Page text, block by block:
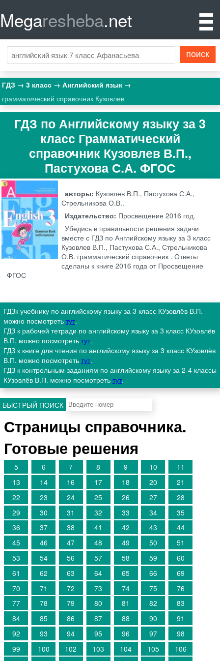
Megaresheba.net
ГДЗ 3 класс
Английский язык
грамматический справочник Кузовлев
ГДЗ по Английскому языку за 3
класс Грамматический
справочник Кузовлев В.П.,
Пастухова С.А. ФГОС
авторы: Кузовлев В.П., Пастухова С.А.,
Стрельникова О.В..
Издательство: Просвещение 2016 год.
Убедись в правильности решения задачи
вместе с ГДЗ по Английскому языку за 3 класс
Кузовлев В.П., Пастухова С.А., Стрельникова
О.В. грамматический справочник . Ответы
сделаны к книге 2016 года от Просвещение
ФГОС
ГДЗк учебнику по английскому языку за 3 класс КУзовлёв В.П.
можно посмотреть тут.
ГДЗ к рабочей тетради по английскому языку за 3 класс КУзовлёв
В.П. можно посмотреть тут.
ГДЗ к книге для чтения по английскому языку за 3 класс КУзовлёв
В.П. можно посмотреть тут.
ГДЗ к контрольным заданиям по английскому языку за 2-4 классы
КУзовлёв В.П. можно посмотреть тут.
БЫСТРЫЙ ПОИСК
Страницы справочника.
Готовые решения
5 6 7 8 9 10
11
13
14 16 17 18 20
21
22
23 24 25 26 27
28
29
30 31 32 33 34
35
36
37 38 41 42 43
44
45
46 47 48 49 50
51
53
54 56 57 58 59
60
61
62 63 64 65 66
69
70
71 72 73 74 75
76
77
78 79 80 81 82
83
84
85 86 87 88 90
91
92
93 94 95 96 97
98
99
100 102 103 104 105
106